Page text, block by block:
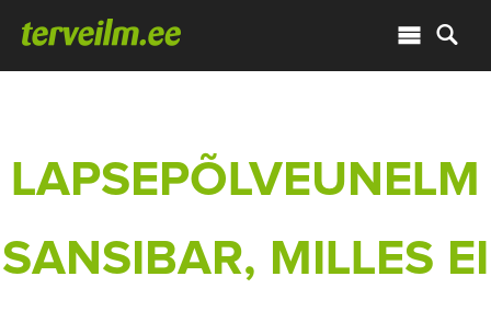
LAPSEPÕLVEUNELM
SANSIBAR, MILLES EI